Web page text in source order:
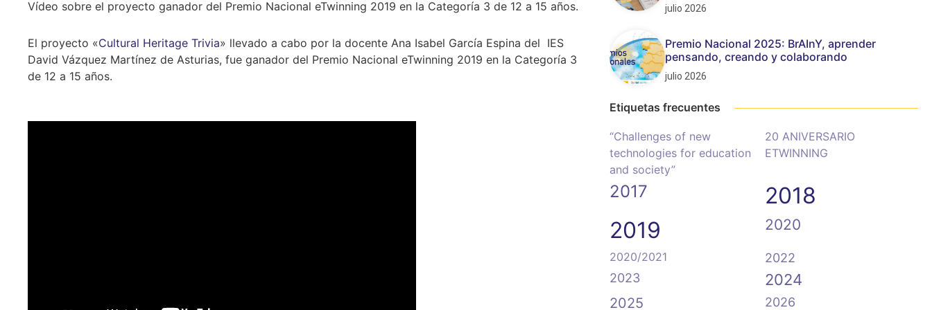
Vídeo sobre el proyecto ganador del Premio Nacional eTwinning 2019 en la Categoría 3 de 12 a 15 años.
El proyecto «Cultural Heritage Trivia» llevado a cabo por la docente Ana Isabel García Espina del IES
David Vázquez Martínez de Asturias, fue ganador del Premio Nacional eTwinning 2019 en la Categoría 3
de 12 a 15 años.
julio 2026
Premio Nacional 2025: BrAInY, aprender
pensando, creando y colaborando
julio 2026
Etiquetas frecuentes
“Challenges of new
technologies for education
and society”
20 ANIVERSARIO
ETWINNING
2017
2018
2019
2020
2020/2021
2022
2023
2024
2025 2026